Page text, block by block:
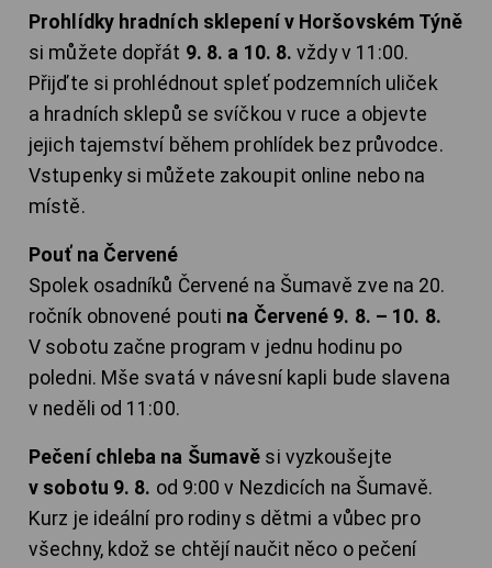
Prohlídky hradních sklepení v Horšovském Týně
si můžete dopřát 9. 8. a 10. 8. vždy v 11:00.
Přijďte si prohlédnout spleť podzemních uliček
a hradních sklepů se svíčkou v ruce a objevte
jejich tajemství během prohlídek bez průvodce.
Vstupenky si můžete zakoupit online nebo na
místě.
Pouť na Červené
Spolek osadníků Červené na Šumavě zve na 20.
ročník obnovené pouti na Červené 9. 8. – 10. 8.
V sobotu začne program v jednu hodinu po
poledni. Mše svatá v návesní kapli bude slavena
v neděli od 11:00.
Pečení chleba na Šumavě si vyzkoušejte
v sobotu 9. 8. od 9:00 v Nezdicích na Šumavě.
Kurz je ideální pro rodiny s dětmi a vůbec pro
všechny, kdož se chtějí naučit něco o pečení